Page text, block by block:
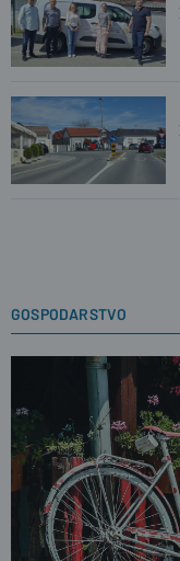
gospodarstvo